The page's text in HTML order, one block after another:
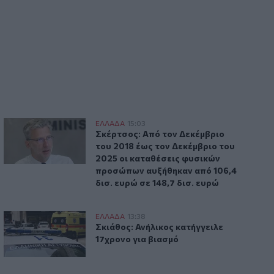
εναέρια μέσα
- Κινητοποιήθηκαν εναέρια μέσα
Σκέρτσος: Από τον Δεκέμβριο του 2018 έως τον
ΕΛΛAΔΑ 15:03
Σκέρτσος: Από τον Δεκέμβριο του
Σκέρτσος: Από τον Δεκέμβριο
του 2018 έως τον Δεκέμβριο του
2025 οι καταθέσεις φυσικών
προσώπων αυξήθηκαν από 106,4
δισ. ευρώ σε 148,7 δισ. ευρώ
Σκιάθος: Ανήλικος κατήγγειλε 17χρονο για βιασμό
ΕΛΛAΔΑ 13:38
Σκιάθος: Ανήλικος κατήγγειλε
Σκιάθος: Ανήλικος κατήγγειλε
17χρονο για βιασμό